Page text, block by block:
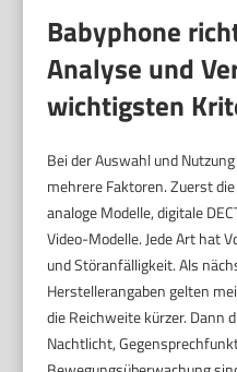
Babyphone
Analyse und
wichtigsten
Bei der Auswahl und
mehrere Faktoren. Zuerst die
analoge Modelle, digitale
Video-Modelle. Jede Art hat
und Störanfälligkeit. Als
Herstellerangaben gelten
die Reichweite kürzer. Dann
Nachtlicht,